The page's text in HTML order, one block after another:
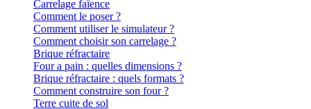
Carrelage faïence
Comment le poser ?
Comment utiliser le simulateur ?
Comment choisir son carrelage ?
Brique réfractaire
Four a pain : quelles dimensions ?
Brique réfractaire : quels formats ?
Comment construire son four ?
Terre cuite de sol